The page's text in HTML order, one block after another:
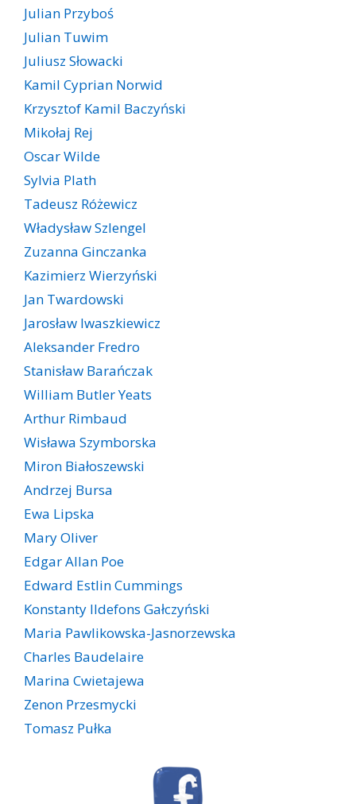
Julian Przyboś
Julian Tuwim
Juliusz Słowacki
Kamil Cyprian Norwid
Krzysztof Kamil Baczyński
Mikołaj Rej
Oscar Wilde
Sylvia Plath
Tadeusz Różewicz
Władysław Szlengel
Zuzanna Ginczanka
Kazimierz Wierzyński
Jan Twardowski
Jarosław Iwaszkiewicz
Aleksander Fredro
Stanisław Barańczak
William Butler Yeats
Arthur Rimbaud
Wisława Szymborska
Miron Białoszewski
Andrzej Bursa
Ewa Lipska
Mary Oliver
Edgar Allan Poe
Edward Estlin Cummings
Konstanty Ildefons Gałczyński
Maria Pawlikowska-Jasnorzewska
Charles Baudelaire
Marina Cwietajewa
Zenon Przesmycki
Tomasz Pułka